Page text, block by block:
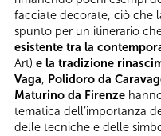
facciate decorate, ciò che
spunto per un itinerario
esistente tra la
Art) e la tradizione
Vaga, Polidoro da
Maturino da Firenze
tematica dell’importanza
delle tecniche e delle